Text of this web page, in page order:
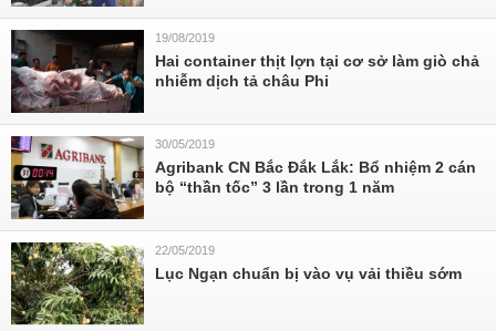
19/08/2019
Hai container thịt lợn tại cơ sở làm giò chả
nhiễm dịch tả châu Phi
30/05/2019
Agribank CN Bắc Đắk Lắk: Bổ nhiệm 2 cán
bộ “thần tốc” 3 lần trong 1 năm
22/05/2019
Lục Ngạn chuẩn bị vào vụ vải thiều sớm